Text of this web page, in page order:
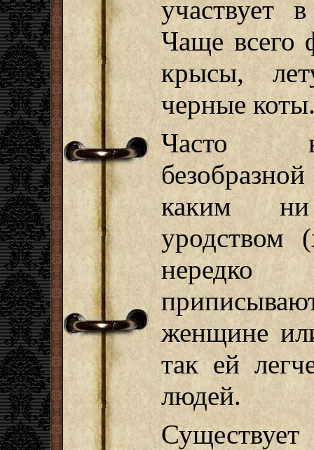
участвует
Чаще всего
крысы,
черные
Часто
каким
уродством
нередко
женщине
так ей
людей.